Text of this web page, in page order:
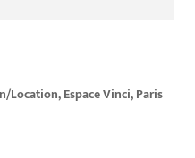
Location, Espace Vinci, Paris